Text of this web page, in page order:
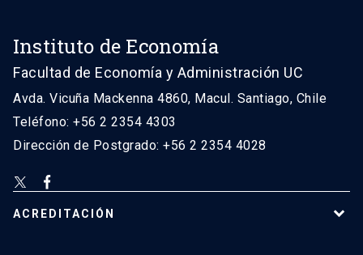
Instituto de Economía
Facultad de Economía y Administración UC
Avda. Vicuña Mackenna 4860, Macul. Santiago, Chile
Teléfono: +56 2 2354 4303
Dirección de Postgrado: +56 2 2354 4028
ACREDITACIÓN